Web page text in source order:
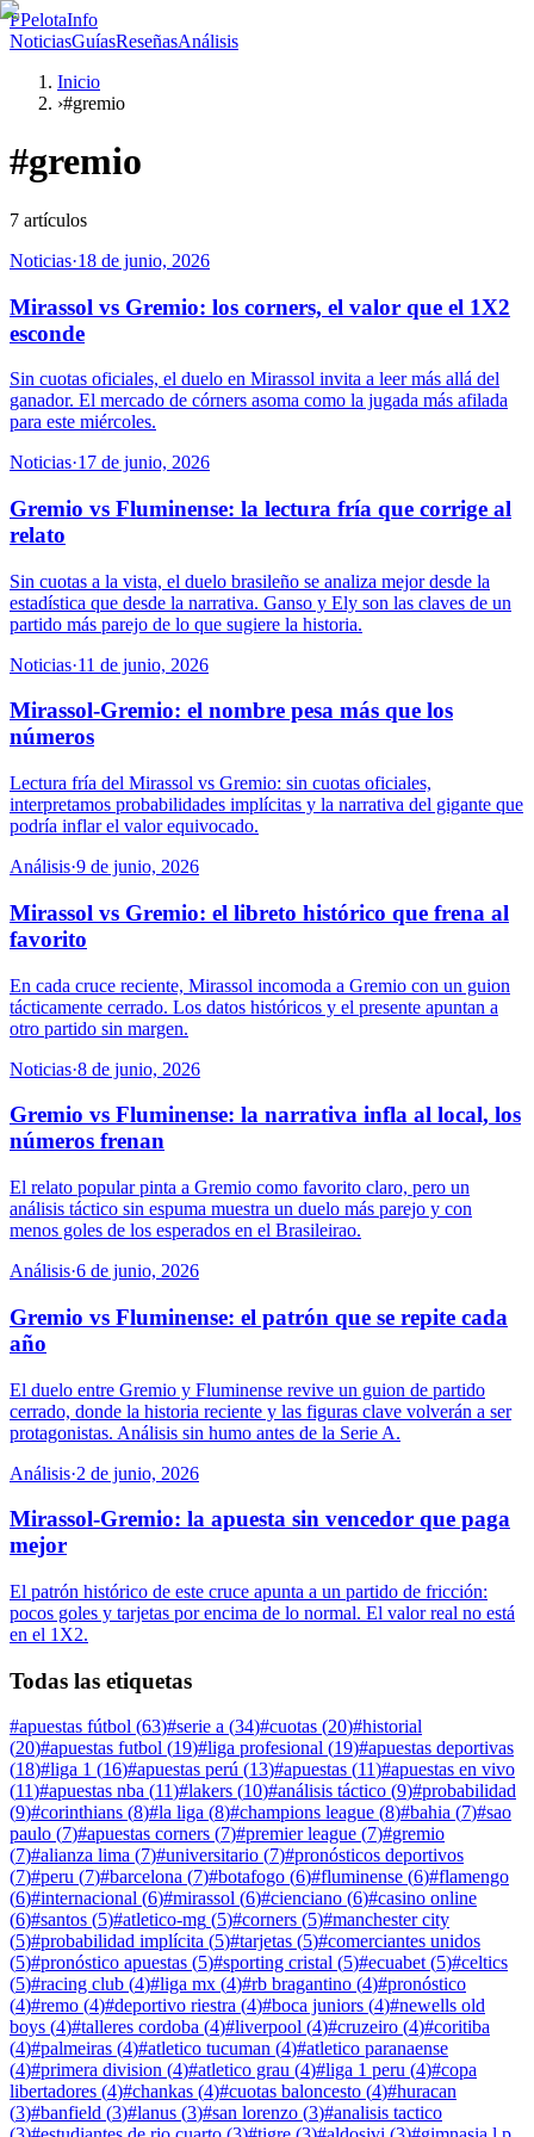
PPelotaInfo
NoticiasGuíasReseñasAnálisis
Inicio
›#gremio
#gremio
7 artículos
Noticias·18 de junio, 2026
Mirassol vs Gremio: los corners, el valor que el 1X2
esconde
Sin cuotas oficiales, el duelo en Mirassol invita a leer más allá del
ganador. El mercado de córners asoma como la jugada más afilada
para este miércoles.
Noticias·17 de junio, 2026
Gremio vs Fluminense: la lectura fría que corrige al
relato
Sin cuotas a la vista, el duelo brasileño se analiza mejor desde la
estadística que desde la narrativa. Ganso y Ely son las claves de un
partido más parejo de lo que sugiere la historia.
Noticias·11 de junio, 2026
Mirassol-Gremio: el nombre pesa más que los
números
Lectura fría del Mirassol vs Gremio: sin cuotas oficiales,
interpretamos probabilidades implícitas y la narrativa del gigante que
podría inflar el valor equivocado.
Análisis·9 de junio, 2026
Mirassol vs Gremio: el libreto histórico que frena al
favorito
En cada cruce reciente, Mirassol incomoda a Gremio con un guion
tácticamente cerrado. Los datos históricos y el presente apuntan a
otro partido sin margen.
Noticias·8 de junio, 2026
Gremio vs Fluminense: la narrativa infla al local, los
números frenan
El relato popular pinta a Gremio como favorito claro, pero un
análisis táctico sin espuma muestra un duelo más parejo y con
menos goles de los esperados en el Brasileirao.
Análisis·6 de junio, 2026
Gremio vs Fluminense: el patrón que se repite cada
año
El duelo entre Gremio y Fluminense revive un guion de partido
cerrado, donde la historia reciente y las figuras clave volverán a ser
protagonistas. Análisis sin humo antes de la Serie A.
Análisis·2 de junio, 2026
Mirassol-Gremio: la apuesta sin vencedor que paga
mejor
El patrón histórico de este cruce apunta a un partido de fricción:
pocos goles y tarjetas por encima de lo normal. El valor real no está
en el 1X2.
Todas las etiquetas
#apuestas fútbol (63)#serie a (34)#cuotas (20)#historial
(20)#apuestas futbol (19)#liga profesional (19)#apuestas deportivas
(18)#liga 1 (16)#apuestas perú (13)#apuestas (11)#apuestas en vivo
(11)#apuestas nba (11)#lakers (10)#análisis táctico (9)#probabilidad
(9)#corinthians (8)#la liga (8)#champions league (8)#bahia (7)#sao
paulo (7)#apuestas corners (7)#premier league (7)#gremio
(7)#alianza lima (7)#universitario (7)#pronósticos deportivos
(7)#peru (7)#barcelona (7)#botafogo (6)#fluminense (6)#flamengo
(6)#internacional (6)#mirassol (6)#cienciano (6)#casino online
(6)#santos (5)#atletico-mg (5)#corners (5)#manchester city
(5)#probabilidad implícita (5)#tarjetas (5)#comerciantes unidos
(5)#pronóstico apuestas (5)#sporting cristal (5)#ecuabet (5)#celtics
(5)#racing club (4)#liga mx (4)#rb bragantino (4)#pronóstico
(4)#remo (4)#deportivo riestra (4)#boca juniors (4)#newells old
boys (4)#talleres cordoba (4)#liverpool (4)#cruzeiro (4)#coritiba
(4)#palmeiras (4)#atletico tucuman (4)#atletico paranaense
(4)#primera division (4)#atletico grau (4)#liga 1 peru (4)#copa
libertadores (4)#chankas (4)#cuotas baloncesto (4)#huracan
(3)#banfield (3)#lanus (3)#san lorenzo (3)#analisis tactico